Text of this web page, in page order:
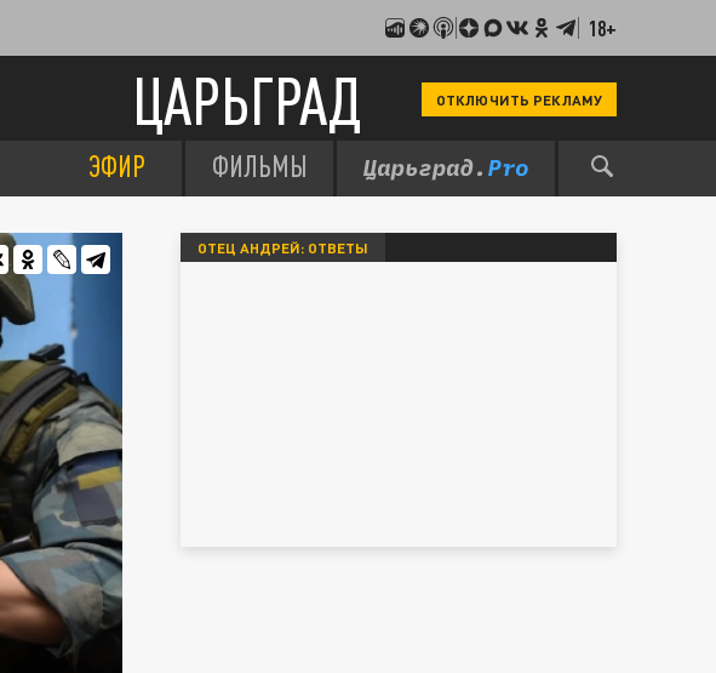
18+
ЦАРЬГРАД ОТКЛЮЧИТЬ РЕКЛАМУ
ЭФИР ФИЛЬМЫ
ОТЕЦ АНДРЕЙ: ОТВЕТЫ